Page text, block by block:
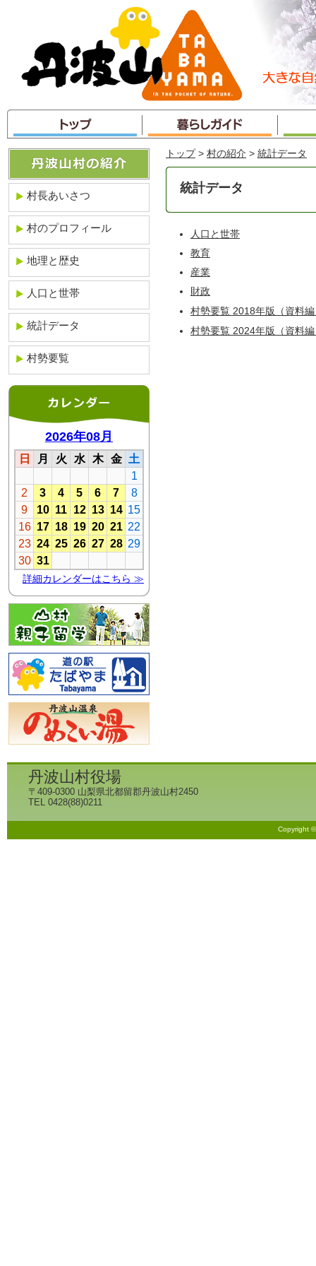
ャ
ン
プ
トップ > 村の紹介 > 統計データ
統計データ
人口と世帯
教育
産業
財政
村勢要覧 2018年版（資料
村勢要覧 2024年版（資料
村長あいさつ
村のプロフィール
地理と歴史
人口と世帯
統計データ
村勢要覧
丹波山村役場
〒409-0300 山梨県北都留郡丹波山村2450
TEL 0428(88)0211
Copyright